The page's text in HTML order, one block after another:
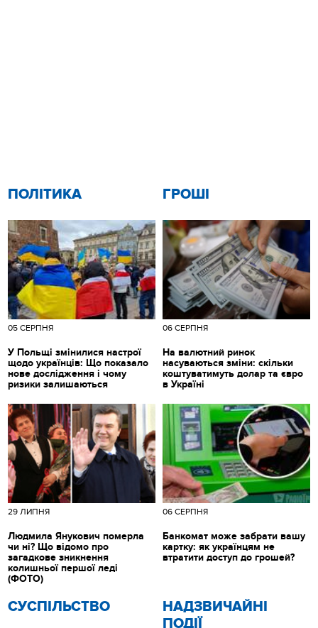
ПОЛІТИКА
05 СЕРПНЯ
У Польщі змінилися настрої
щодо українців: Що показало
нове дослідження і чому
ризики залишаються
ГРОШІ
06 СЕРПНЯ
На валютний ринок
насуваються зміни: скільки
коштуватимуть долар та євро
в Україні
CУСПІЛЬСТВО
НАДЗВИЧАЙНІ
ПОДІЇ
29 ЛИПНЯ
Людмила Янукович померла
чи ні? Що відомо про
загадкове зникнення
колишньої першої леді
(ФОТО)
06 СЕРПНЯ
Банкомат може забрати вашу
картку: як українцям не
втратити доступ до грошей?